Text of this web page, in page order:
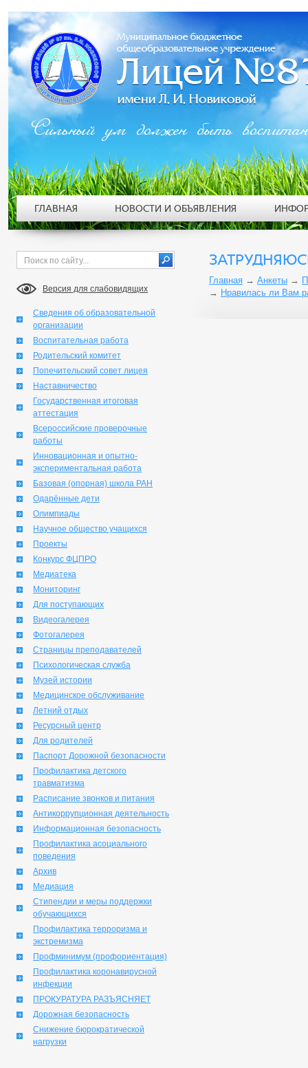
Версия для слабовидящих
Сведения об образовательной
организации
Воспитательная работа
Родительский комитет
Попечительский совет лицея
Наставничество
Государственная итоговая
аттестация
Всероссийские проверочные
работы
Инновационная и опытно-
экспериментальная работа
Базовая (опорная) школа РАН
Одарённые дети
Олимпиады
Научное общество учащихся
Проекты
Конкурс ФЦПРО
Медиатека
Мониторинг
Для поступающих
Видеогалерея
Фотогалерея
Страницы преподавателей
Психологическая служба
Музей истории
Медицинское обслуживание
Летний отдых
Ресурсный центр
Для родителей
Паспорт Дорожной безопасности
Профилактика детского
травматизма
Расписание звонков и питания
Антикоррупционная деятельность
Информационная безопасность
Профилактика асоциального
поведения
Архив
Медиация
Стипендии и меры поддержки
обучающихся
Профилактика терроризма и
экстремизма
Профминимум (профориентация)
Профилактика коронавирусной
инфекции
ПРОКУРАТУРА РАЗЪЯСНЯЕТ
Дорожная безопасность
Снижение бюрократической
нагрузки
Главная → Анкеты →
→ Нравилась ли Вам
Сильный ум должен быть
ГЛАВНАЯ НОВОСТИ И ОБЪЯВЛЕНИЯ